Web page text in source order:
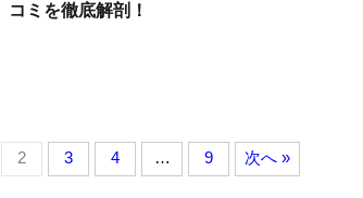
コミを徹底解剖！
2 3 4 … 9 次へ »